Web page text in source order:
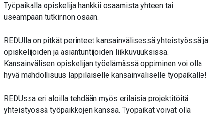
Työpaikalla opiskelija hankkii osaamista yhteen tai
useampaan tutkinnon osaan.
REDUlla on pitkät perinteet kansainvälisessä yhteistyössä ja
opiskelijoiden ja asiantuntijoiden liikkuvuuksissa.
Kansainvälisen opiskelijan työelämässä oppiminen voi olla
hyvä mahdollisuus lappilaiselle kansainväliselle työpaikalle!
REDUssa eri aloilla tehdään myös erilaisia projektitöitä
yhteistyössä työpaikkojen kanssa. Työpaikat voivat olla